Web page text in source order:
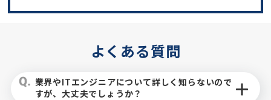
よくある質問
業界やITエンジニアについて詳しく知らないので
すが、大丈夫でしょうか？